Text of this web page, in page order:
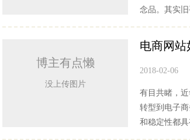
念品。其实
博主有点懒
没上传图片
电商网站
2018-02-06
有目共睹，
转型到电子
和稳定性都